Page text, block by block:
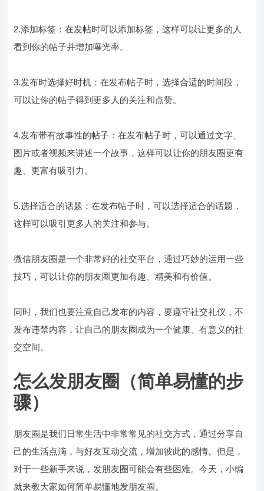
2.添加标签：在发帖时可以添加标签，这样可以让更多的人
看到你的帖子并增加曝光率。
3.发布时选择好时机：在发布帖子时，选择合适的时间段，
可以让你的帖子得到更多人的关注和点赞。
4.发布带有故事性的帖子：在发布帖子时，可以通过文字、
图片或者视频来讲述一个故事，这样可以让你的朋友圈更有
趣、更富有吸引力。
5.选择适合的话题：在发布帖子时，可以选择适合的话题，
这样可以吸引更多人的关注和参与。
微信朋友圈是一个非常好的社交平台，通过巧妙的运用一些
技巧，可以让你的朋友圈更加有趣、精美和有价值。
同时，我们也要注意自己发布的内容，要遵守社交礼仪，不
发布违禁内容，让自己的朋友圈成为一个健康、有意义的社
交空间。
怎么发朋友圈（简单易懂的步
骤）
朋友圈是我们日常生活中非常常见的社交方式，通过分享自
己的生活点滴，与好友互动交流，增加彼此的感情。但是，
对于一些新手来说，发朋友圈可能会有些困难。今天，小编
就来教大家如何简单易懂地发朋友圈。